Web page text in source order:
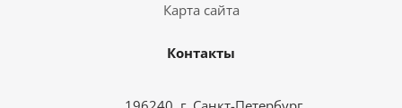
Карта сайта
Контакты